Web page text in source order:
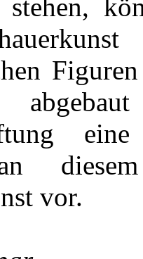
stehen,
diesem
vor.